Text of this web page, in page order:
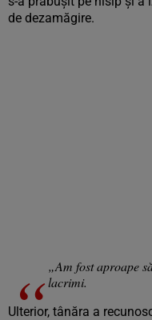
de dezamăgire.
„Am fost aproape
lacrimi.
Ulterior, tânăra a